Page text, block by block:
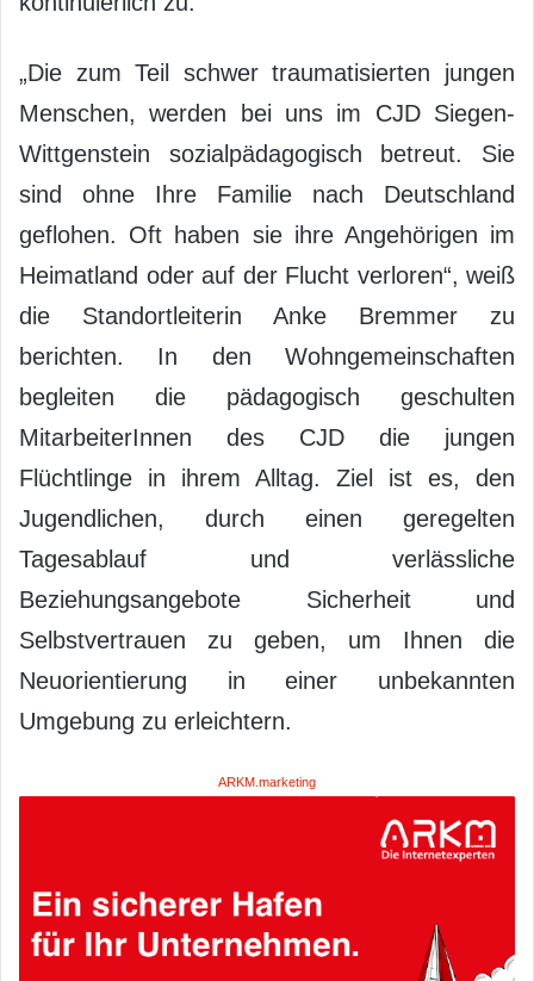
„Die zum Teil schwer traumatisierten jungen
Menschen, werden bei uns im CJD Siegen-
Wittgenstein sozialpädagogisch betreut. Sie
sind ohne Ihre Familie nach Deutschland
geflohen. Oft haben sie ihre Angehörigen im
Heimatland oder auf der Flucht verloren“, weiß
die Standortleiterin Anke Bremmer zu
berichten. In den Wohngemeinschaften
begleiten die pädagogisch geschulten
MitarbeiterInnen des CJD die jungen
Flüchtlinge in ihrem Alltag. Ziel ist es, den
Jugendlichen, durch einen geregelten
Tagesablauf und verlässliche
Beziehungsangebote Sicherheit und
Selbstvertrauen zu geben, um Ihnen die
Neuorientierung in einer unbekannten
Umgebung zu erleichtern.
ARKM.marketing